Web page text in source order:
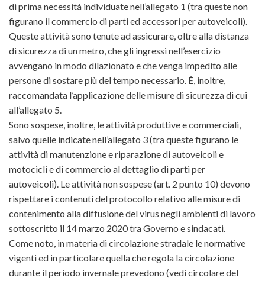
di prima necessità individuate nell’allegato 1 (tra queste non
figurano il commercio di parti ed accessori per autoveicoli).
Queste attività sono tenute ad assicurare, oltre alla distanza
di sicurezza di un metro, che gli ingressi nell’esercizio
avvengano in modo dilazionato e che venga impedito alle
persone di sostare più del tempo necessario. È, inoltre,
raccomandata l’applicazione delle misure di sicurezza di cui
all’allegato 5.
Sono sospese, inoltre, le attività produttive e commerciali,
salvo quelle indicate nell’allegato 3 (tra queste figurano le
attività di manutenzione e riparazione di autoveicoli e
motocicli e di commercio al dettaglio di parti per
autoveicoli). Le attività non sospese (art. 2 punto 10) devono
rispettare i contenuti del protocollo relativo alle misure di
contenimento alla diffusione del virus negli ambienti di lavoro
sottoscritto il 14 marzo 2020 tra Governo e sindacati.
Come noto, in materia di circolazione stradale le normative
vigenti ed in particolare quella che regola la circolazione
durante il periodo invernale prevedono (vedi circolare del